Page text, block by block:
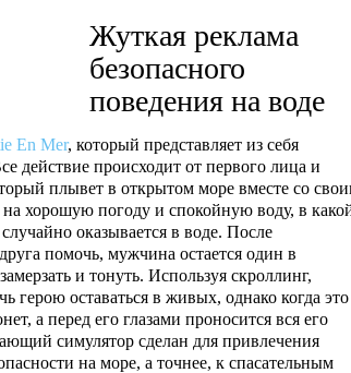
Жуткая реклама
безопасного
поведения на воде
En Mer, который представляет из себя
действие происходит от первого лица и
плывет в открытом море вместе со
на хорошую погоду и спокойную воду, в
оказывается в воде. После
помочь, мужчина остается один в
и тонуть. Используя скроллинг,
герою оставаться в живых, однако когда это
а перед его глазами проносится вся его
симулятор сделан для привлечения
на море, а точнее, к спасательным